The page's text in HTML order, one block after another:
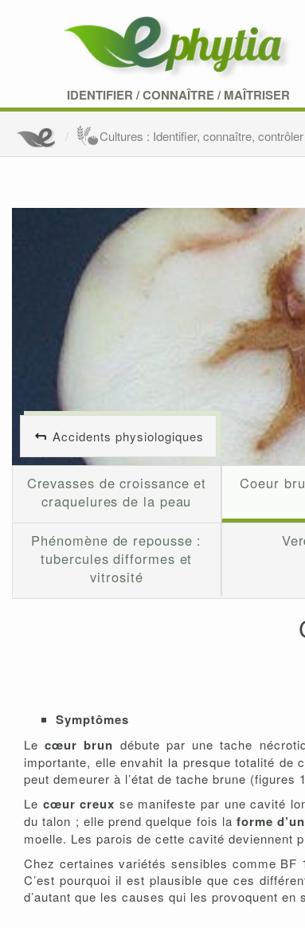
IDENTIFIER /CONNAÎTRE/MAÎTRISER
Cultures : Identifier, connaître, contrôler
Accidents physiologiques
Crevasses de croissance et
craquelures de la peau
Coeur
Phénomène de repousse :
tubercules difformes et
vitrosité
Symptômes
Lecœur brun débute par une tache
importante, elle envahit la presque totalité de
peut demeurer à l’état de tache brune (figures
Le cœur creux se manifeste par une cavité
du talon ; elle prend quelque fois laforme
moelle. Les parois de cette cavité deviennent
Chez certaines variétés sensibles comme
C’est pourquoi il est plausible que ces
d’autant que les causes qui les provoquent en